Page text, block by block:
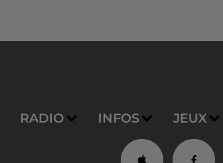
RADIO INFOS JEUX